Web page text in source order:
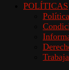
POLÍTICAS